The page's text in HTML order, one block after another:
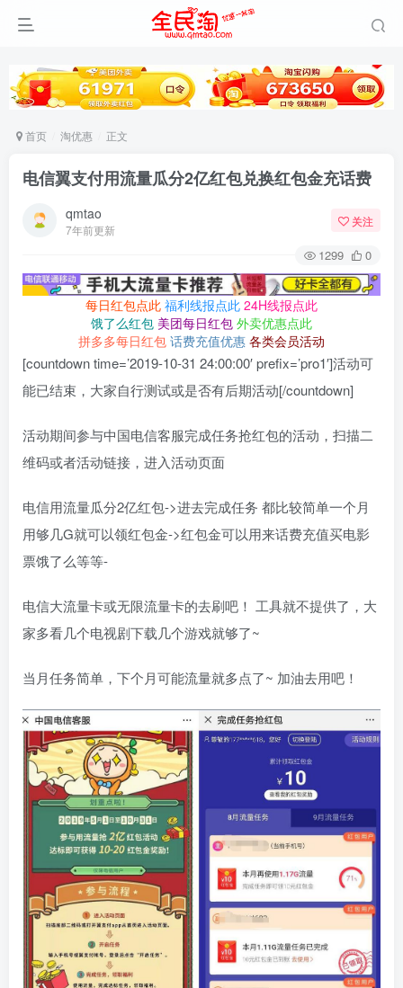
首页 淘优惠 正文
电信翼支付用流量瓜分2亿红包兑换红包金充话费
qmtao
7年前更新
关注
1299 0
每日红包点此 福利线报点此 24H线报点此
饿了么红包 美团每日红包 外卖优惠点此
拼多多每日红包 话费充值优惠 各类会员活动
[countdown time=’2019-10-31 24:00:00′ prefix=’pro1′]活动可
能已结束，大家自行测试或是否有后期活动[/countdown]
活动期间参与中国电信客服完成任务抢红包的活动，扫描二
维码或者活动链接，进入活动页面
电信用流量瓜分2亿红包->进去完成任务 都比较简单一个月
用够几G就可以领红包金->红包金可以用来话费充值买电影
票饿了么等等-
电信大流量卡或无限流量卡的去刷吧！ 工具就不提供了，大
家多看几个电视剧下载几个游戏就够了~
当月任务简单，下个月可能流量就多点了~ 加油去用吧！